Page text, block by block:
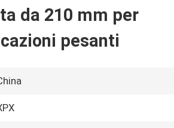
da 210 mm per
pesanti